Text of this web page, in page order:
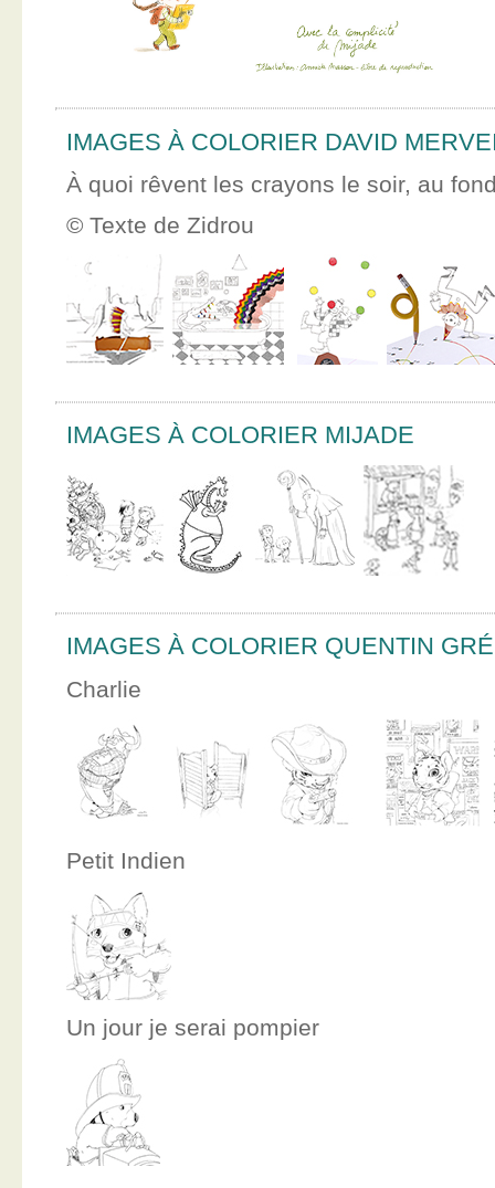
IMAGES À COLORIER DAVID
À quoi rêvent les crayons le soir, au
© Texte de Zidrou
IMAGES À COLORIER MIJADE
IMAGES À COLORIER QUENTIN
Charlie
Petit Indien
Un jour je serai pompier